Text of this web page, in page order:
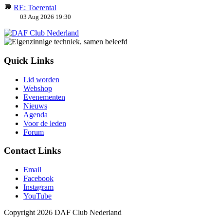
💬 RE: Toerental
03 Aug 2026 19:30
Quick Links
Lid worden
Webshop
Evenementen
Nieuws
Agenda
Voor de leden
Forum
Contact Links
Email
Facebook
Instagram
YouTube
Copyright 2026 DAF Club Nederland